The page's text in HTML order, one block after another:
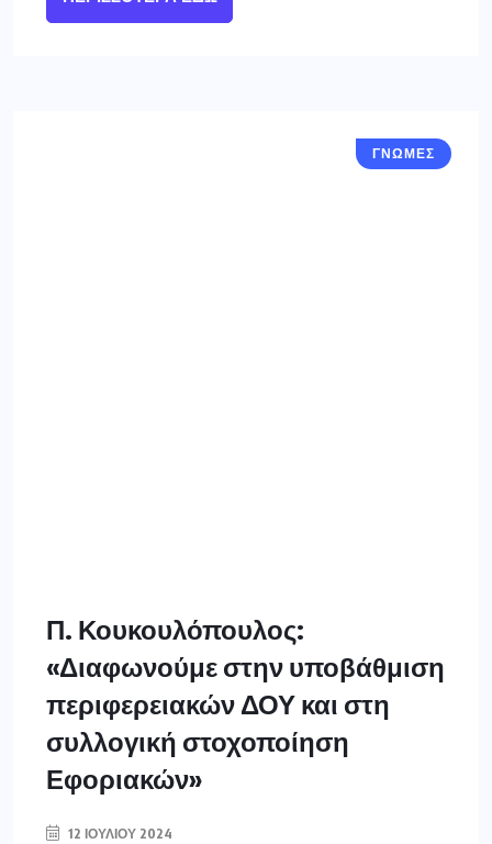
ΓΝΩΜΕΣ
Π. Κουκουλόπουλος:
«Διαφωνούμε στην υποβάθμιση
περιφερειακών ΔΟΥ και στη
συλλογική στοχοποίηση
Εφοριακών»
12 ΙΟΥΛΊΟΥ 2024